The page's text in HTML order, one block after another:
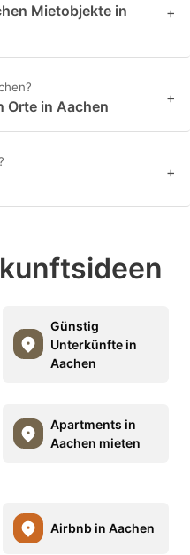
Mietobjekte in
+
Orte in Aachen +
+
Günstig
Unterkünfte in
Aachen
Apartments in
Aachen mieten
Airbnb in Aachen